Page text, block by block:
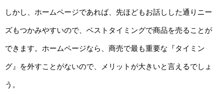
しかし、ホームページであれば、先ほどもお話しした通りニー
ズもつかみやすいので、ベストタイミングで商品を売ることが
できます。ホームページなら、商売で最も重要な『タイミン
グ』を外すことがないので、メリットが大きいと言えるでしょ
う。